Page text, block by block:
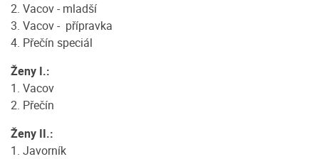
2. Vacov - mladší
3. Vacov - přípravka
4. Přečín speciál
Ženy I.:
1. Vacov
2. Přečín
Ženy II.:
1. Javorník